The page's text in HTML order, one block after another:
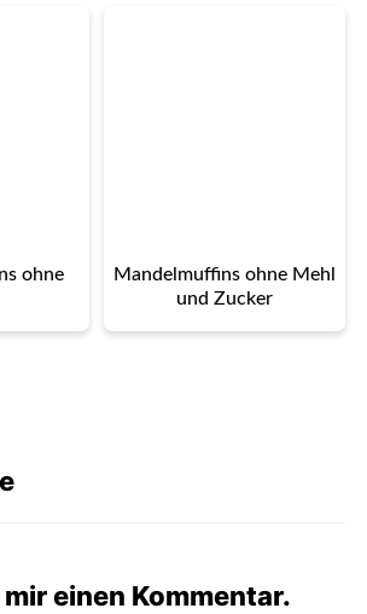
ohne
Mandelmuffins ohne Mehl
und Zucker
einen Kommentar.